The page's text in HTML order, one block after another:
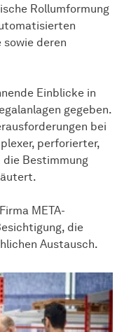
Rollumformung
sowie deren
Einblicke in
gegeben.
bei
perforierter,
Bestimmung
META-
die
Austausch.